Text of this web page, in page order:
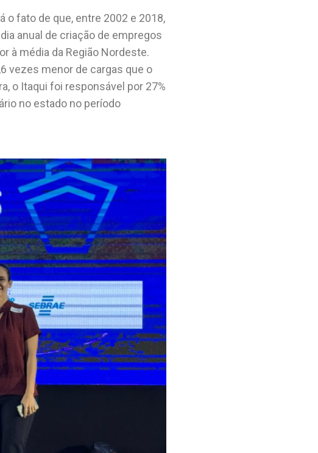
fato de que, entre 2002 e 2018,
anual de criação de empregos
à média da Região Nordeste.
vezes menor de cargas que o
o Itaqui foi responsável por 27%
no estado no período